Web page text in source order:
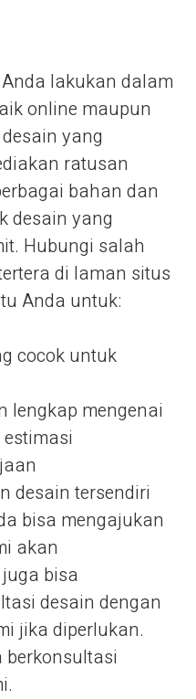
lakukan dalam
online maupun
yang
ratusan
bahan dan
desain yang
Hubungi salah
di laman situs
Anda untuk:
cocok untuk
lengkap mengenai
desain tersendiri
bisa mengajukan
akan
bisa
desain dengan
jika diperlukan.